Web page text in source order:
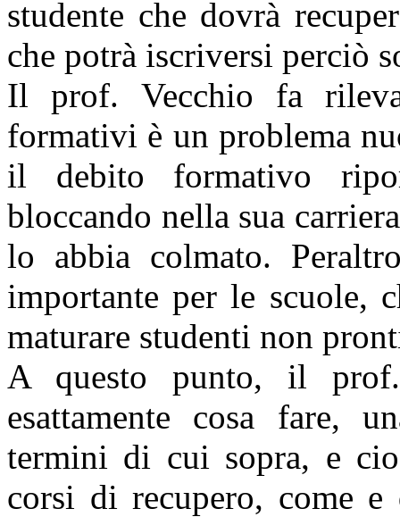
studente che dovrà
che potrà iscriversi perciò
Il prof. Vecchio fa
formativi è un problema
il debito formativo
bloccando nella sua
lo abbia colmato.
importante per le scuole,
maturare studenti non
A questo punto, il
esattamente cosa fare,
termini di cui sopra, e
corsi di recupero, come e